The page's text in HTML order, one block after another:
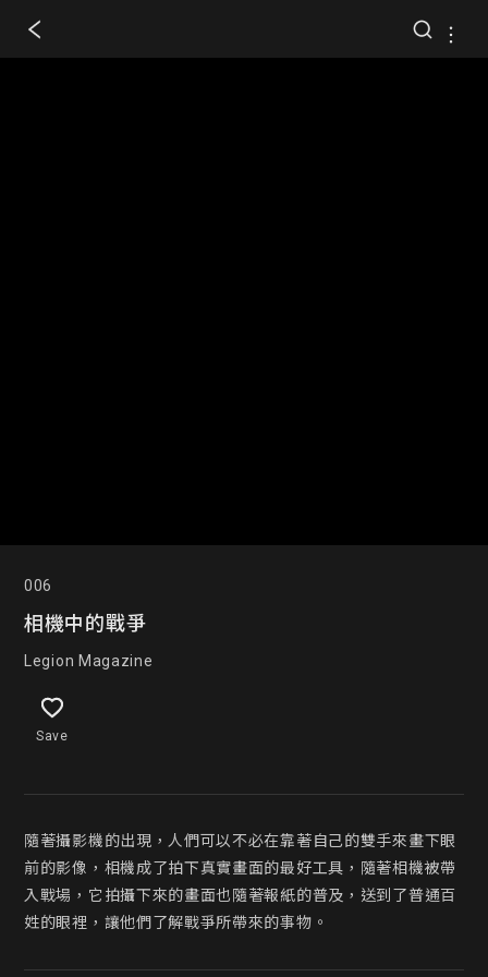
006
相機中的戰爭
Legion Magazine
Save
隨著攝影機的出現，人們可以不必在靠著自己的雙手來畫下眼
前的影像，相機成了拍下真實畫面的最好工具，隨著相機被帶
入戰場，它拍攝下來的畫面也隨著報紙的普及，送到了普通百
姓的眼裡，讓他們了解戰爭所帶來的事物。